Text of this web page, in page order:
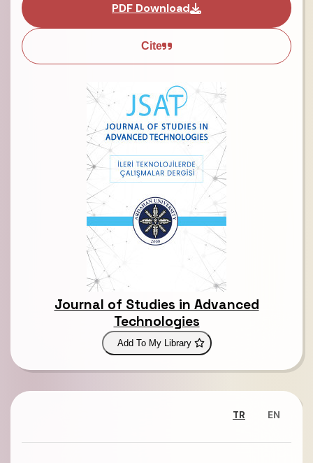
PDF Download
Cite
Journal of Studies in Advanced
Technologies
Add To My Library
TR EN